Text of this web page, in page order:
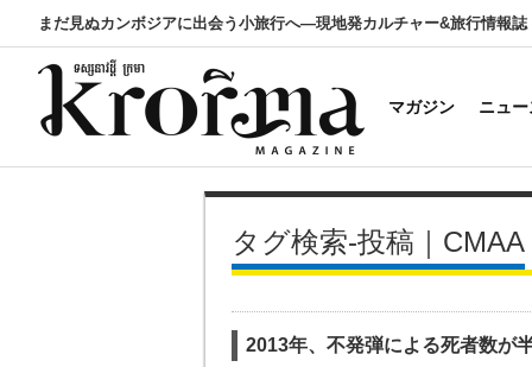
まだ見ぬカンボジアに出会う小旅行へ―現地発カルチャー&旅行情報
マガジン ニュー
タグ検索-投稿｜CMAA
2013年、不発弾による死者数が